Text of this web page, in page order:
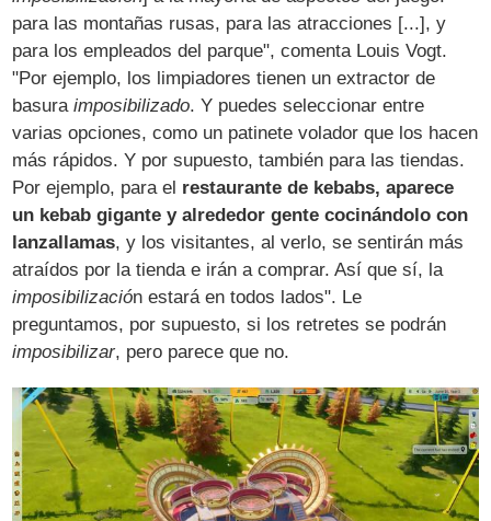
para las montañas rusas, para las atracciones [...], y
para los empleados del parque", comenta Louis Vogt.
"Por ejemplo, los limpiadores tienen un extractor de
basuraimposibilizado. Y puedes seleccionar entre
varias opciones, como un patinete volador que los hacen
más rápidos. Y por supuesto, también para las tiendas.
Por ejemplo, para el restaurante de kebabs, aparece
un kebab gigante y alrededor gente cocinándolo con
lanzallamas, y los visitantes, al verlo, se sentirán más
atraídos por la tienda e irán a comprar. Así que sí, la
imposibilización estará en todos lados". Le
preguntamos, por supuesto, si los retretes se podrán
imposibilizar, pero parece que no.